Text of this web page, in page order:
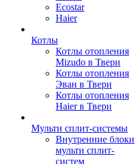
Ecostar
Haier
Котлы
Котлы отопления
Mizudo в Твери
Котлы отопления
Эван в Твери
Котлы отопления
Haier в Твери
Мульти сплит-системы
Внутренние блоки
мульти сплит-
систем